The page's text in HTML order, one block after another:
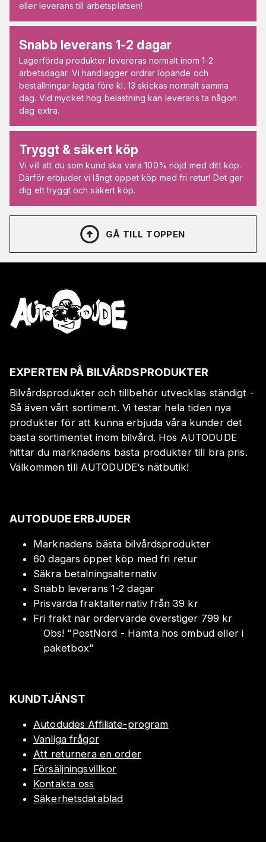
eller leverans till arbetsplatsen!
Snabb leverans 1-2 dagar
Lagerförda produkter levereras normalt inom 1-2
arbetsdagar. Vi handlägger ordrar löpande och
beställningar lagda före kl. 13 skickas normalt samma
dag. Vid mycket hög belastning kan leverans ta någon
dag extra.
Tryggt & säkert köp
Vi vill att du som kund ska vara 100% nöjd med ditt köp.
Därför erbjuder vi långt öppet köp med fri retur! Det ger
dig ett tryggt och säkert köp.
GÅ TILL TOPPEN
EXPERTEN PÅ BILVÅRDSPRODUKTER
Bilvårdsprodukter och tillbehör utvecklas ständigt -
Så även vårt sortiment. Vi testar hela tiden nya
produkter för att kunna erbjuda våra kunder det
bästa sortimentet inom bilvård. Hos AUTODUDE
hittar du marknadens bästa produkter till bra pris.
Välkommen till AUTODUDE‘s nätbutik!
AUTODUDE ERBJUDER
Marknadens bästa bilvårdsprodukter
60 dagars öppet köp med fri retur
Säkra betalningsalternativ
Snabb leverans 1-2 dagar
Prisvärda fraktalternativ från 39 kr
Fri frakt när ordervärde överstiger 799 kr
Obs! "PostNord - Hämta hos ombud eller i
paketbox"
KUNDTJÄNST
Autodudes Affiliate-program
Vanliga frågor
Att returnera en order
Försäljningsvillkor
Kontakta oss
Säkerhetsdatablad